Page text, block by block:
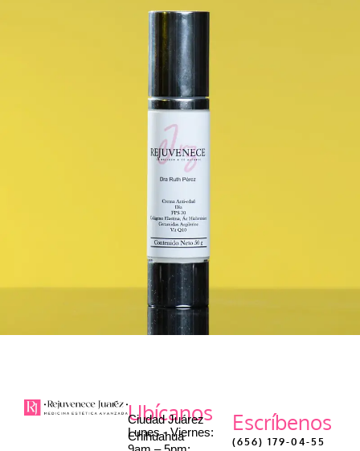
Ubícanos
Ciudad Juárez
Chihuahua
Lunes - Viernes:
Escríbenos
(656) 179-04-55